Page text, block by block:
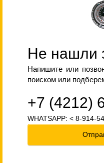
Не нашли
Напишите или
поиском или
+7 (4212)
WHATSAPP: < 8-914-